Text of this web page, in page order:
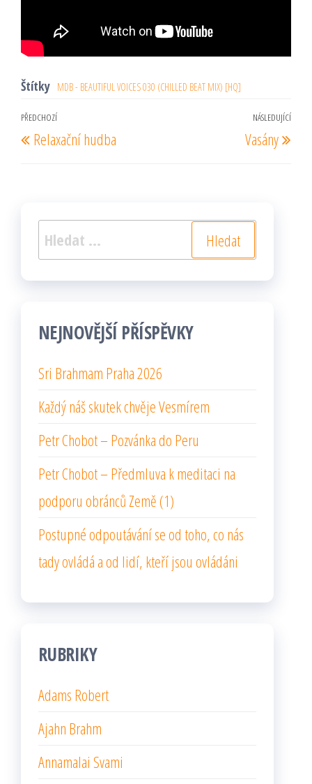
Štítky MDB - BEAUTIFUL VOICES 030 (CHILLED BEAT MIX) [HQ]
Navigace
pro
Předchozí
příspěvek
PŘEDCHOZÍ
Relaxační hudba
NÁSLEDUJÍCÍ
Vasány
Vyhledávání
NEJNOVĚJŠÍ PŘÍSPĚVKY
Sri Brahmam Praha 2026
Každý náš skutek chvěje Vesmírem
Petr Chobot – Pozvánka do Peru
Petr Chobot – Předmluva k meditaci na
podporu obránců Země (1)
Postupné odpoutávání se od toho, co nás
tady ovládá a od lidí, kteří jsou ovládáni
RUBRIKY
Adams Robert
Ajahn Brahm
Annamalai Svami